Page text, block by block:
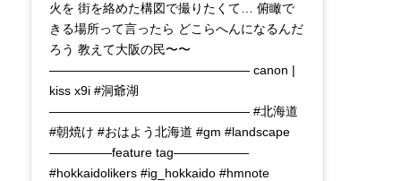
火を 街を絡めた構図で撮りたくて… 俯瞰で
きる場所って言ったら どこらへんになるんだ
ろう 教えて大阪の民〜〜
———————————————— canon |
kiss x9i #洞爺湖
———————————————— #北海道
#朝焼け #おはよう北海道 #gm #landscape
—————feature tag——————
#hokkaidolikers #ig_hokkaido #hmnote